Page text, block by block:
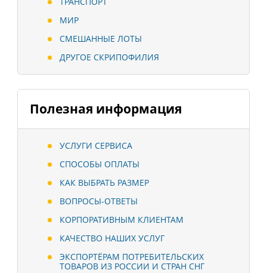
МИР
СМЕШАННЫЕ ЛОТЫ
ДРУГОЕ СКРИПОФИЛИЯ
Полезная информация
УСЛУГИ СЕРВИСА
СПОСОБЫ ОПЛАТЫ
КАК ВЫБРАТЬ РАЗМЕР
ВОПРОСЫ-ОТВЕТЫ
КОРПОРАТИВНЫМ КЛИЕНТАМ
КАЧЕСТВО НАШИХ УСЛУГ
ЭКСПОРТЁРАМ ПОТРЕБИТЕЛЬСКИХ
ТОВАРОВ ИЗ РОССИИ И СТРАН СНГ